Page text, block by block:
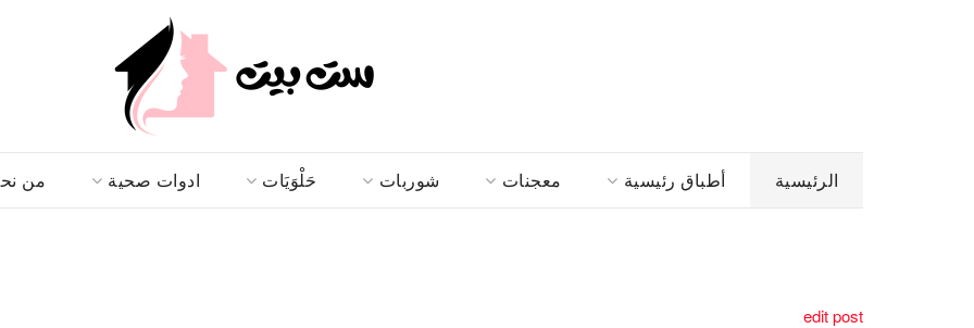
الرئيسية أطباق رئيسية معجنات شوربات حَلْوَيَات ادوات صحية من
edit post